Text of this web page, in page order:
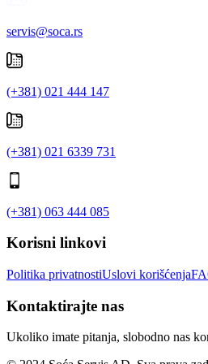
servis@soca.rs
(+381) 021 444 147
(+381) 021 6339 731
(+381) 063 444 085
Korisni linkovi
Politika privatnostiUslovi korišćenja
Kontaktirajte nas
Ukoliko imate pitanja, slobodno nas